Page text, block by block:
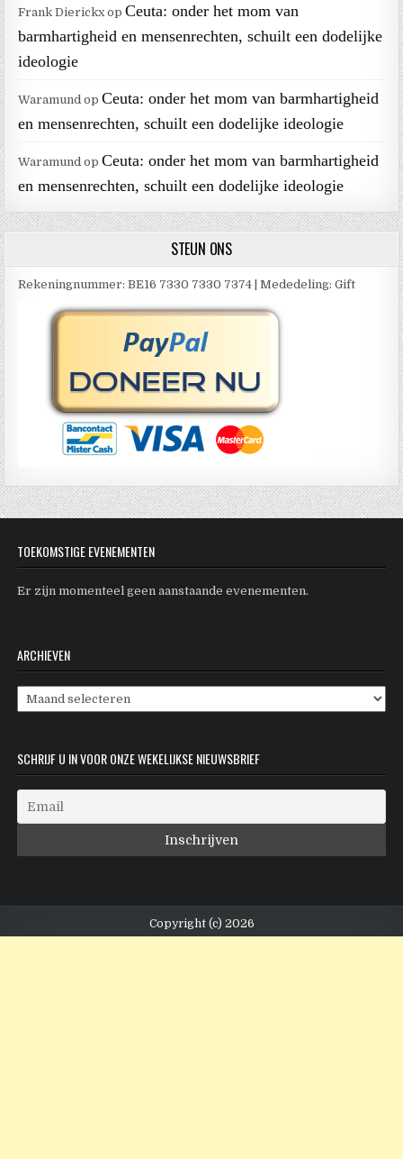
Frank Dierickx opCeuta: onder het mom van
barmhartigheid en mensenrechten, schuilt een dodelijke
ideologie
Waramund opCeuta: onder het mom van barmhartigheid
en mensenrechten, schuilt een dodelijke ideologie
Waramund opCeuta: onder het mom van barmhartigheid
en mensenrechten, schuilt een dodelijke ideologie
STEUN ONS
Rekeningnummer: BE16 7330 7330 7374 | Mededeling: Gift
TOEKOMSTIGE EVENEMENTEN
Er zijn momenteel geen aanstaande evenementen.
ARCHIEVEN
Archieven
SCHRIJF U IN VOOR ONZE WEKELIJKSE NIEUWSBRIEF
Copyright (c) 2026